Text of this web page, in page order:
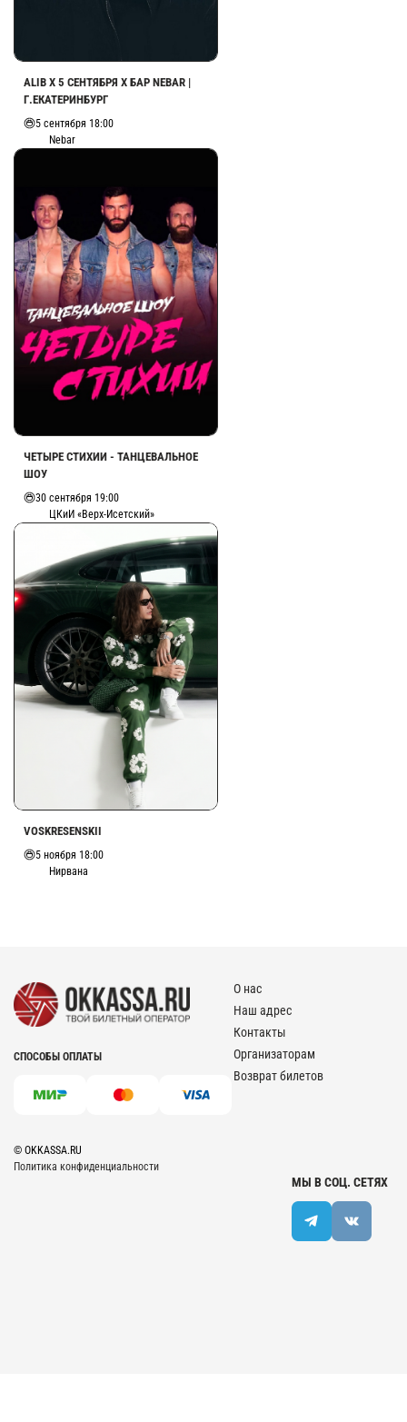
ALIB Х 5 СЕНТЯБРЯ Х БАР NEBAR |
Г.ЕКАТЕРИНБУРГ
5 сентября 18:00
Nebar
ЧЕТЫРЕ СТИХИИ - ТАНЦЕВАЛЬНОЕ
ШОУ
30 сентября 19:00
ЦКиИ «Верх-Исетский»
VOSKRESENSKII
5 ноября 18:00
Нирвана
СПОСОБЫ ОПЛАТЫ
© OKKASSA.RU
Политика конфиденциальности
О нас
Наш адрес
Контакты
Организаторам
Возврат билетов
МЫ В СОЦ. СЕТЯХ